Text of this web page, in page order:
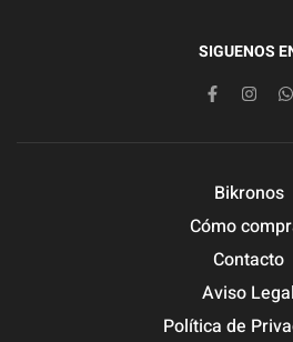
SIGUENOS
Bikronos
Cómo
Contacto
Aviso Legal
Política de